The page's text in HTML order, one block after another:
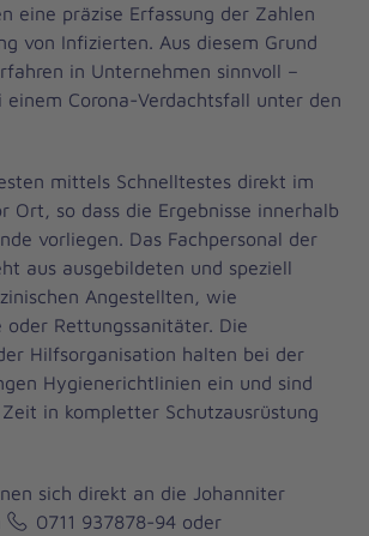
eine präzise Erfassung der Zahlen
von Infizierten. Aus diesem Grund
in Unternehmen sinnvoll –
einem Corona-Verdachtsfall unter den
mittels Schnelltestes direkt im
Ort, so dass die Ergebnisse innerhalb
vorliegen. Das Fachpersonal der
aus ausgebildeten und speziell
Angestellten, wie
Rettungssanitäter. Die
Hilfsorganisation halten bei der
Hygienerichtlinien ein und sind
in kompletter Schutzausrüstung
sich direkt an die Johanniter
0711 937878-94 oder